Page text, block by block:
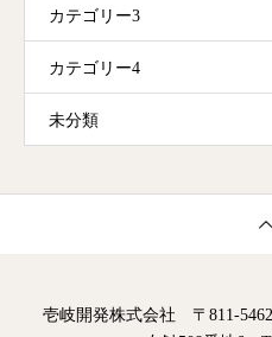
カテゴリー3
カテゴリー4
未分類
壱岐開発株式会社 〒811-